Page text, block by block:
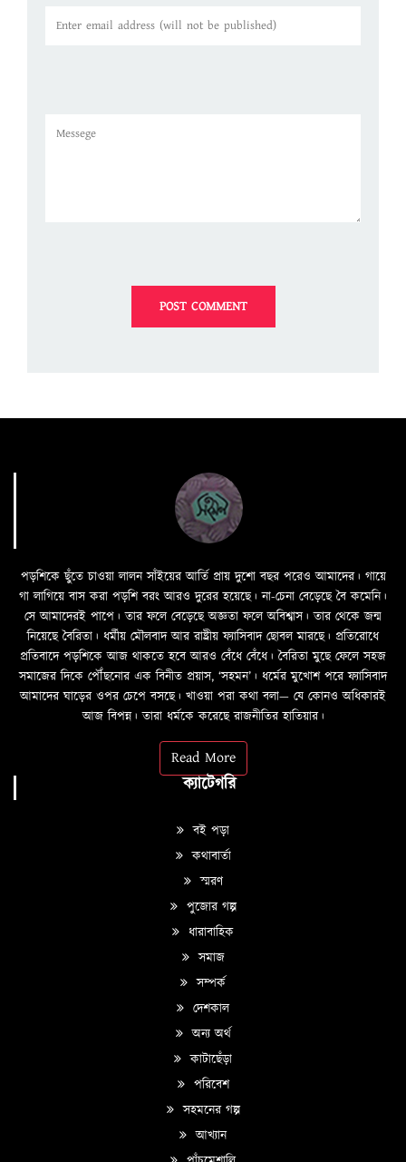
পড়শিকে ছুঁতে চাওয়া লালন সাঁইয়ের আর্তি প্রায় দুশো বছর পরেও আমাদের। গায়ে
গা লাগিয়ে বাস করা পড়শি বরং আরও দুরের হয়েছে। না-চেনা বেড়েছে বৈ কমেনি।
সে আমাদেরই পাপে। তার ফলে বেড়েছে অজ্ঞতা ফলে অবিশ্বাস। তার থেকে জন্ম
নিয়েছে বৈরিতা। ধর্মীয় মৌলবাদ আর রাষ্ট্রীয় ফ্যাসিবাদ ছোবল মারছে। প্রতিরোধে
প্রতিবাদে পড়শিকে আজ থাকতে হবে আরও বেঁধে বেঁধে। বৈরিতা মুছে ফেলে সহজ
সমাজের দিকে পৌঁছনোর এক বিনীত প্রয়াস, ‘সহমন’। ধর্মের মুখোশ পরে ফ্যাসিবাদ
আমাদের ঘাড়ের ওপর চেপে বসছে। খাওয়া পরা কথা বলা—­­ যে কোনও অধিকারই
আজ বিপন্ন। তারা ধর্মকে করেছে রাজনীতির হাতিয়ার।
Read More
ক্যাটেগরি
বই পড়া
কথাবার্তা
স্মরণ
পুজোর গল্প
ধারাবাহিক
সমাজ
সম্পর্ক
দেশকাল
অন্য অর্থ
কাটাছেঁড়া
পরিবেশ
সহমনের গল্প
আখ্যান